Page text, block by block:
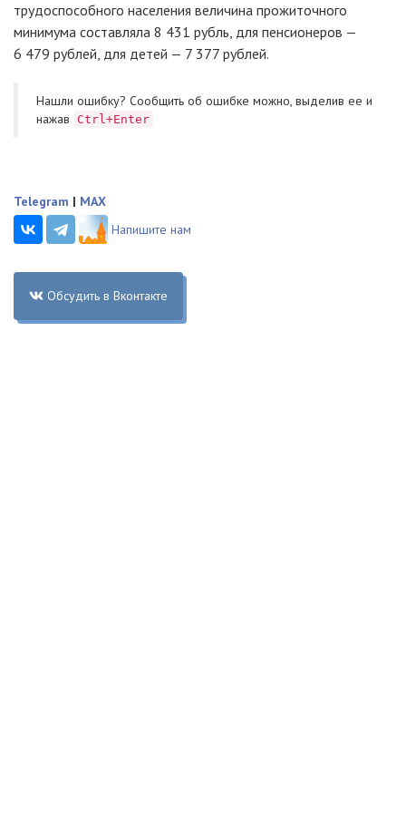
трудоспособного населения величина прожиточного
минимума составляла 8 431 рубль, для пенсионеров —
6 479 рублей, для детей — 7 377 рублей.
Нашли ошибку? Cообщить об ошибке можно, выделив ее и
нажав
Ctrl+Enter
Telegram | MAX
Напишите нам
Обсудить в Вконтакте